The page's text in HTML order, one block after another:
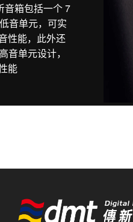
音箱包括一个 7
音单元，可实
性能，此外还
音单元设计，
能